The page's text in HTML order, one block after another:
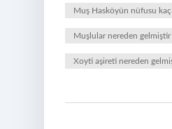
Muş Hasköyün nüfusu kaç
Muşlular nereden gelmiştir
Xoyti aşireti nereden